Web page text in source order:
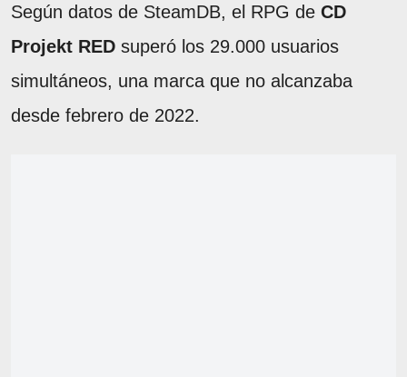
Según datos de SteamDB, el RPG de CD
Projekt RED superó los 29.000 usuarios
simultáneos, una marca que no alcanzaba
desde febrero de 2022.